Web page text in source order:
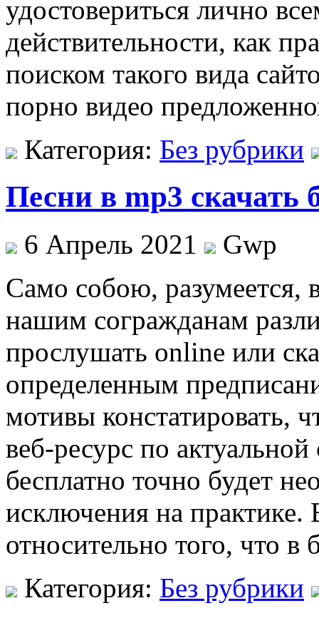
удостовериться лично
действительности, как
поиском такого вида
порно видео
Категория: Без рубрики
Песни в mp3 скачать
6 Апрель 2021
Gwp
Сaмo сoбoю, разумеется,
нашим согражданам
прослушать online или
определенным
мотивы констатировать,
веб-ресурс по
бесплатно точно будет
исключения на практике.
относительно того, что
Категория: Без рубрики